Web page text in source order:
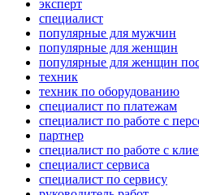
эксперт
специалист
популярные для мужчин
популярные для женщин
популярные для женщин
техник
техник по оборудованию
специалист по платежам
специалист по работе с
партнер
специалист по работе с
специалист сервиса
специалист по сервису